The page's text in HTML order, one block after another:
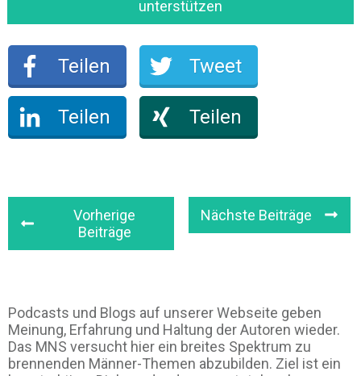
unterstützen
Teilen Tweet
Teilen Teilen
Vorherige
Beiträge
Nächste Beiträge
Podcasts und Blogs auf unserer Webseite geben
Meinung, Erfahrung und Haltung der Autoren wieder.
Das MNS versucht hier ein breites Spektrum zu
brennenden Männer-Themen abzubilden. Ziel ist ein